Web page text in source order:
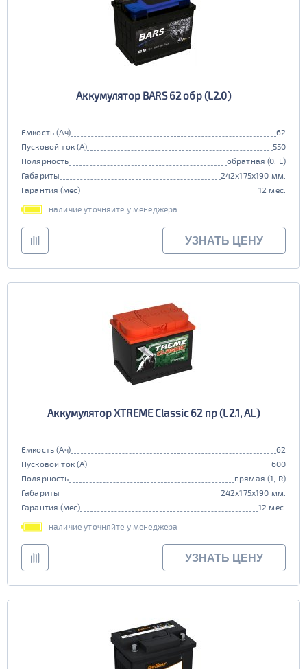
Аккумулятор BARS 62 обр (L2.0)
Емкость (Ач)
62
Пусковой ток (А)
550
Полярность
обратная (0, L)
Габариты
242x175x190 мм.
Гарантия (мес)
12 мес.
наличие уточняйте у менеджера
УЗНАТЬ ЦЕНУ
Аккумулятор XTREME Classic 62 пр (L2.1, AL)
Емкость (Ач)
62
Пусковой ток (А)
600
Полярность
прямая (1, R)
Габариты
242x175x190 мм.
Гарантия (мес)
12 мес.
наличие уточняйте у менеджера
УЗНАТЬ ЦЕНУ